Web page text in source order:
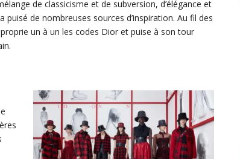
de classicisme et de subversion, d’élégance et
de nombreuses sources d’inspiration. Au fil des
un à un les codes Dior et puise à son tour